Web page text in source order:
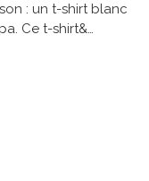
: un t-shirt blanc
Ce t-shirt&…